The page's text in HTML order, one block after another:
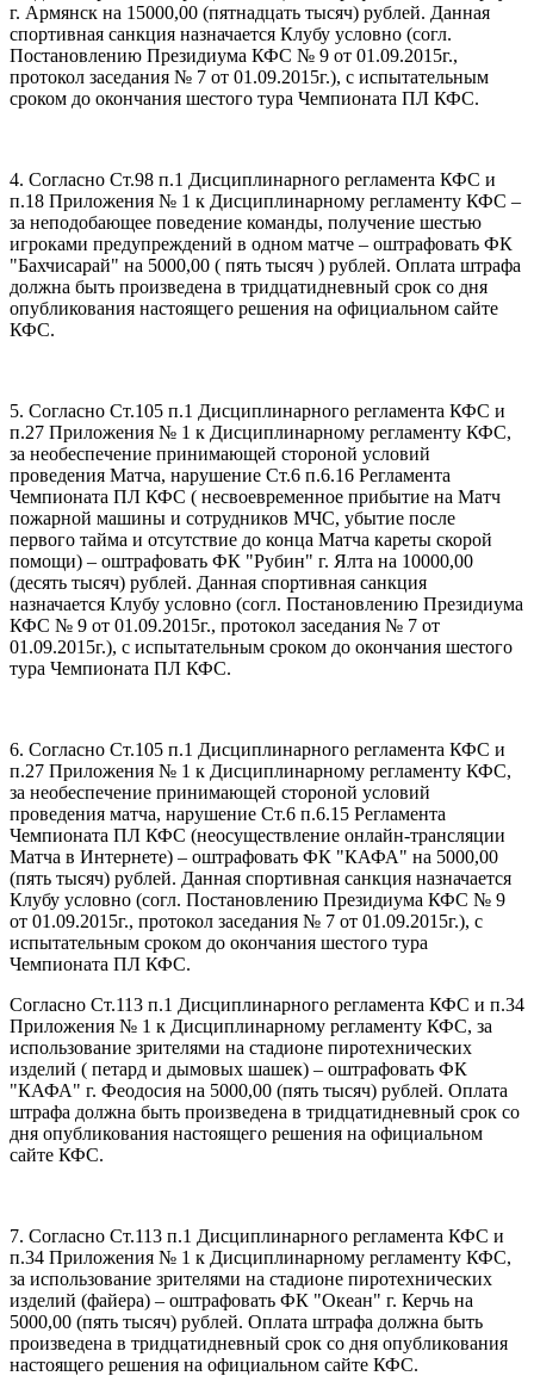
г. Армянск на 15000,00 (пятнадцать тысяч) рублей. Данная
спортивная санкция назначается Клубу условно (согл.
Постановлению Президиума КФС № 9 от 01.09.2015г.,
протокол заседания № 7 от 01.09.2015г.), с испытательным
сроком до окончания шестого тура Чемпионата ПЛ КФС.
4. Согласно Ст.98 п.1 Дисциплинарного регламента КФС и
п.18 Приложения № 1 к Дисциплинарному регламенту КФС –
за неподобающее поведение команды, получение шестью
игроками предупреждений в одном матче – оштрафовать ФК
"Бахчисарай" на 5000,00 ( пять тысяч ) рублей. Оплата штрафа
должна быть произведена в тридцатидневный срок со дня
опубликования настоящего решения на официальном сайте
КФС.
5. Согласно Ст.105 п.1 Дисциплинарного регламента КФС и
п.27 Приложения № 1 к Дисциплинарному регламенту КФС,
за необеспечение принимающей стороной условий
проведения Матча, нарушение Ст.6 п.6.16 Регламента
Чемпионата ПЛ КФС ( несвоевременное прибытие на Матч
пожарной машины и сотрудников МЧС, убытие после
первого тайма и отсутствие до конца Матча кареты скорой
помощи) – оштрафовать ФК "Рубин" г. Ялта на 10000,00
(десять тысяч) рублей. Данная спортивная санкция
назначается Клубу условно (согл. Постановлению Президиума
КФС № 9 от 01.09.2015г., протокол заседания № 7 от
01.09.2015г.), с испытательным сроком до окончания шестого
тура Чемпионата ПЛ КФС.
6. Согласно Ст.105 п.1 Дисциплинарного регламента КФС и
п.27 Приложения № 1 к Дисциплинарному регламенту КФС,
за необеспечение принимающей стороной условий
проведения матча, нарушение Ст.6 п.6.15 Регламента
Чемпионата ПЛ КФС (неосуществление онлайн-трансляции
Матча в Интернете) – оштрафовать ФК "КАФА" на 5000,00
(пять тысяч) рублей. Данная спортивная санкция назначается
Клубу условно (согл. Постановлению Президиума КФС № 9
от 01.09.2015г., протокол заседания № 7 от 01.09.2015г.), с
испытательным сроком до окончания шестого тура
Чемпионата ПЛ КФС.
Согласно Ст.113 п.1 Дисциплинарного регламента КФС и п.34
Приложения № 1 к Дисциплинарному регламенту КФС, за
использование зрителями на стадионе пиротехнических
изделий ( петард и дымовых шашек) – оштрафовать ФК
"КАФА" г. Феодосия на 5000,00 (пять тысяч) рублей. Оплата
штрафа должна быть произведена в тридцатидневный срок со
дня опубликования настоящего решения на официальном
сайте КФС.
7. Согласно Ст.113 п.1 Дисциплинарного регламента КФС и
п.34 Приложения № 1 к Дисциплинарному регламенту КФС,
за использование зрителями на стадионе пиротехнических
изделий (файера) – оштрафовать ФК "Океан" г. Керчь на
5000,00 (пять тысяч) рублей. Оплата штрафа должна быть
произведена в тридцатидневный срок со дня опубликования
настоящего решения на официальном сайте КФС.